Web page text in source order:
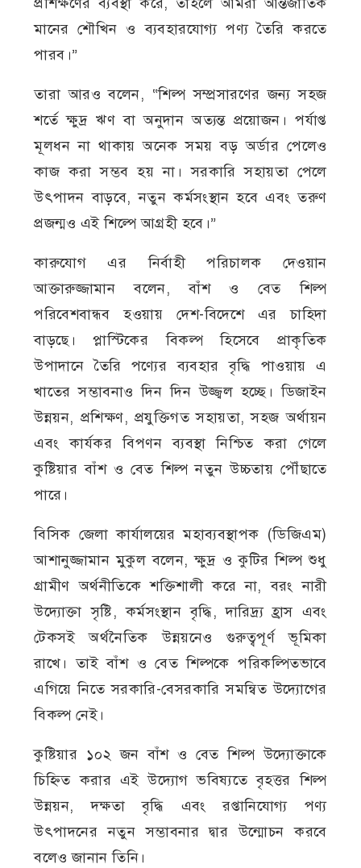
মানের শৌখিন ও ব্যবহারযোগ্য পণ্য তৈরি করতে
পারব।”
তারা আরও বলেন, “শিল্প সম্প্রসারণের জন্য সহজ
শর্তে ক্ষুদ্র ঋণ বা অনুদান অত্যন্ত প্রয়োজন। পর্যাপ্ত
মূলধন না থাকায় অনেক সময় বড় অর্ডার পেলেও
কাজ করা সম্ভব হয় না। সরকারি সহায়তা পেলে
উৎপাদন বাড়বে, নতুন কর্মসংস্থান হবে এবং তরুণ
প্রজন্মও এই শিল্পে আগ্রহী হবে।”
কারুযোগ এর নির্বাহী পরিচালক দেওয়ান
আক্তারুজ্জামান বলেন, বাঁশ ও বেত শিল্প
পরিবেশবান্ধব হওয়ায় দেশ-বিদেশে এর চাহিদা
বাড়ছে। প্লাস্টিকের বিকল্প হিসেবে প্রাকৃতিক
উপাদানে তৈরি পণ্যের ব্যবহার বৃদ্ধি পাওয়ায় এ
খাতের সম্ভাবনাও দিন দিন উজ্জ্বল হচ্ছে। ডিজাইন
উন্নয়ন, প্রশিক্ষণ, প্রযুক্তিগত সহায়তা, সহজ অর্থায়ন
এবং কার্যকর বিপণন ব্যবস্থা নিশ্চিত করা গেলে
কুষ্টিয়ার বাঁশ ও বেত শিল্প নতুন উচ্চতায় পৌঁছাতে
পারে।
বিসিক জেলা কার্যালয়ের মহাব্যবস্থাপক (ডিজিএম)
আশানুজ্জামান মুকুল বলেন, ক্ষুদ্র ও কুটির শিল্প শুধু
গ্রামীণ অর্থনীতিকে শক্তিশালী করে না, বরং নারী
উদ্যোক্তা সৃষ্টি, কর্মসংস্থান বৃদ্ধি, দারিদ্র্য হ্রাস এবং
টেকসই অর্থনৈতিক উন্নয়নেও গুরুত্বপূর্ণ ভূমিকা
রাখে। তাই বাঁশ ও বেত শিল্পকে পরিকল্পিতভাবে
এগিয়ে নিতে সরকারি-বেসরকারি সমন্বিত উদ্যোগের
বিকল্প নেই।
কুষ্টিয়ার ১০২ জন বাঁশ ও বেত শিল্প উদ্যোক্তাকে
চিহ্নিত করার এই উদ্যোগ ভবিষ্যতে বৃহত্তর শিল্প
উন্নয়ন, দক্ষতা বৃদ্ধি এবং রপ্তানিযোগ্য পণ্য
উৎপাদনের নতুন সম্ভাবনার দ্বার উন্মোচন করবে
বলেও জানান তিনি।